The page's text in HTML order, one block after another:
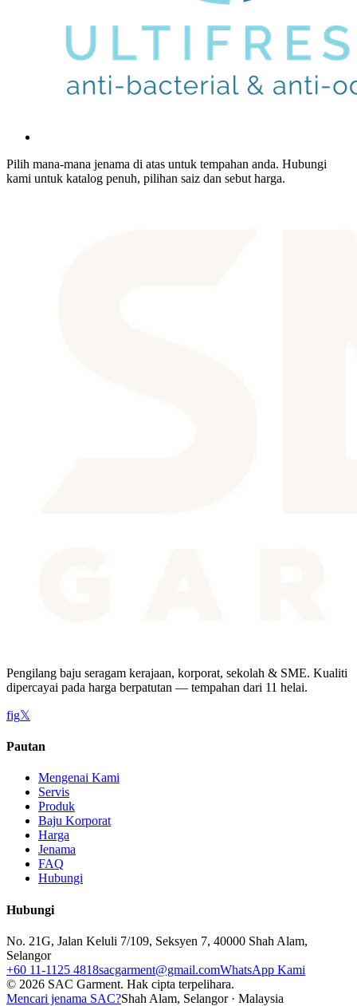
Pilih mana-mana jenama di atas untuk tempahan anda. Hubungi
kami untuk katalog penuh, pilihan saiz dan sebut harga.
Pengilang baju seragam kerajaan, korporat, sekolah & SME. Kualiti
dipercayai pada harga berpatutan — tempahan dari 11 helai.
fig𝕏
Pautan
Mengenai Kami
Servis
Produk
Baju Korporat
Harga
Jenama
FAQ
Hubungi
Hubungi
No. 21G, Jalan Keluli 7/109, Seksyen 7, 40000 Shah Alam,
Selangor
+60 11-1125 4818sacgarment@gmail.comWhatsApp Kami
© 2026 SAC Garment. Hak cipta terpelihara.
Mencari jenama SAC?Shah Alam, Selangor · Malaysia